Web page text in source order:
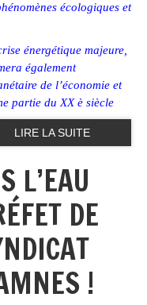
écologiques et
énergétique majeure,
également
de l’économie et
partie du XX è siècle
LIRE LA SUITE
L’EAU
DE
!